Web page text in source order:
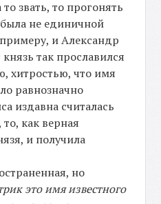
звать, то прогонять
не единичной
и Александр
так прославился
хитростью, что имя
равнозначно
издавна считалась
как верная
и получила
но
это имя известного